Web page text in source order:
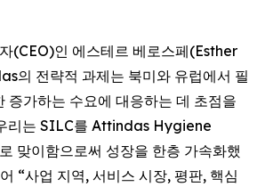
(CEO)인 에스테르 베로스페(Esther
의 전략적 과제는 북미와 유럽에서 필
증가하는 수요에 대응하는 데 초점을
리는 SILC를 Attindas Hygiene
맞이함으로써 성장을 한층 가속화했
“사업 지역, 서비스 시장, 평판, 핵심